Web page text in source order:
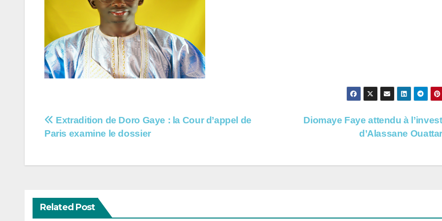
Navigation
l’article
Diomaye Faye attendu à
d’Alassane
Extradition de Doro Gaye : la Cour d’appel de
Paris examine le dossier
Related Post